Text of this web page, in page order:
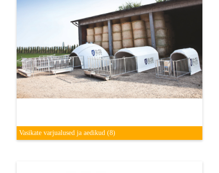
Vasikate varjualused ja aedikud(8)